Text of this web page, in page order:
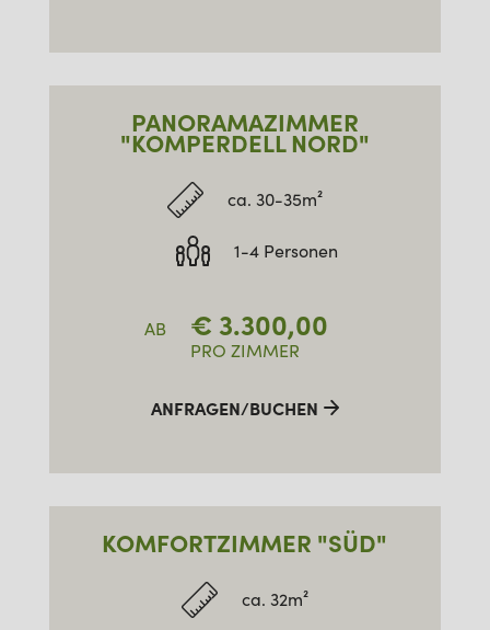
PANORAMAZIMMER
"KOMPERDELL NORD"
ca. 30-35m²
1-4 Personen
AB € 3.300,00
PRO ZIMMER
ANFRAGEN/BUCHEN
KOMFORTZIMMER "SÜD"
ca. 32m²